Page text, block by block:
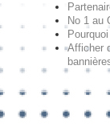
No 1 au
Afficher